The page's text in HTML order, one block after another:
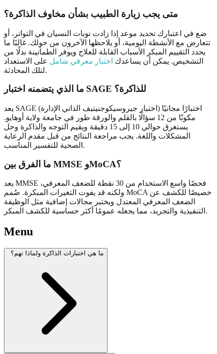
متى يجب زيارة الطبيب بشأن مخاوف الذاكرة؟
ضع في اعتبارك تحديد موعد إذا زادت نوبات النسيان في التواتر، أو
تتعارض مع الأنشطة اليومية، أو يلاحظها الآخرون من حولك. غالبًا ما
يحدد التقييم المبكر الأسباب القابلة للعلاج ويوفر الطمأنينة بدلًا من
التشخيص. يمكن أن يساعدك اختبار معرفي شامل على الاستعداد
لتلك المحادثة.
ما الذي يتضمنه اختبار SAGE للذاكرة؟
يعد SAGE (اختبار جيروسيكوجنيتيف الذاتي الإدارة) اختبارًا مجانيًا
مكونًا من 12 سؤالًا بالقلم والورقة طور في جامعة ولاية أوهايو.
يستغرق حوالي 10 إلى 15 دقيقة ويقيم التوجه والذاكرة وحل
المشكلات واللغة. يجب مراجعة النتائج من قبل مقدم الرعاية
الصحية للتفسير المناسب.
ما الفرق بين MMSE وMoCA؟
يعد MMSE فحصًا واسع الاستخدام من 30 نقطة للضعف المعرفي،
ولكنه قد يفوت التغيرات المبكرة. صُمم MoCA خصيصًا للكشف عن
الضعف المعرفي المعتدل ويختبر مجالات إضافية مثل الوظيفة
التنفيذية والتجريد، مما يجعله عمومًا أكثر حساسية للكشف المبكر.
Menu
ما هي اختبارات الذاكرة ولماذا تهم؟